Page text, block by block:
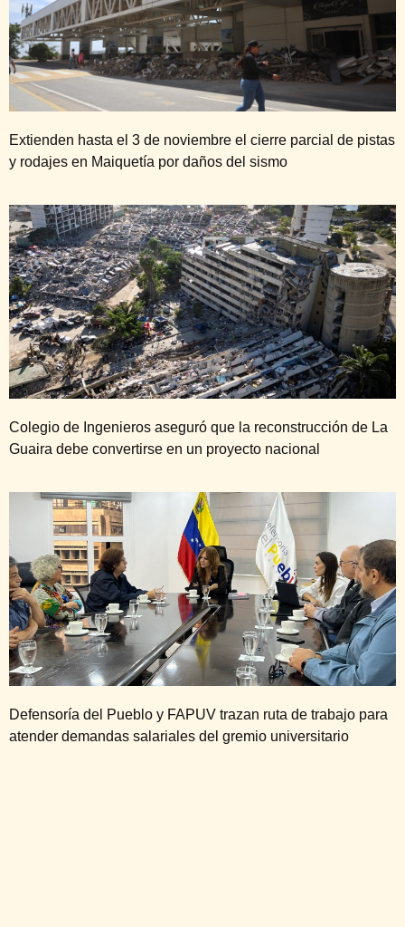
Extienden hasta el 3 de noviembre el cierre parcial de pistas
y rodajes en Maiquetía por daños del sismo
Colegio de Ingenieros aseguró que la reconstrucción de La
Guaira debe convertirse en un proyecto nacional
Defensoría del Pueblo y FAPUV trazan ruta de trabajo para
atender demandas salariales del gremio universitario